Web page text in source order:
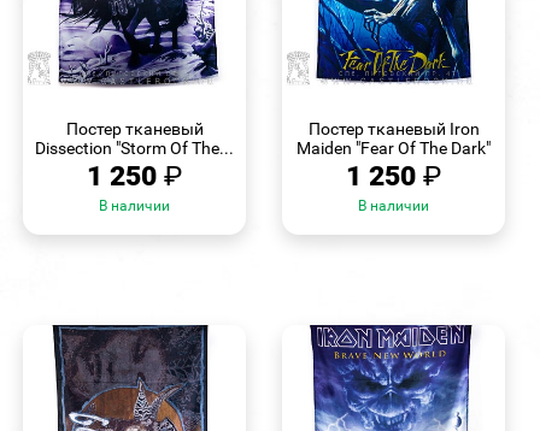
Постер тканевый
Dissection "Storm Of The...
1 250 ₽
В наличии
Постер тканевый Iron
Maiden "Fear Of The Dark"
1 250 ₽
В наличии